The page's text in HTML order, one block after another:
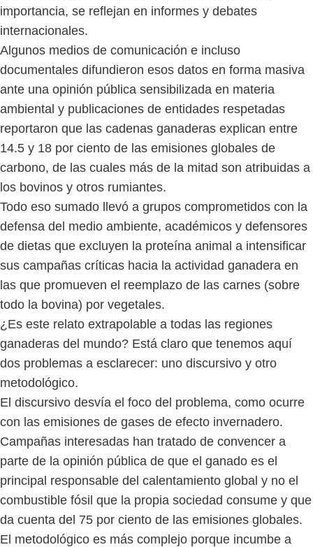
importancia, se reflejan en informes y debates
internacionales.
Algunos medios de comunicación e incluso
documentales difundieron esos datos en forma masiva
ante una opinión pública sensibilizada en materia
ambiental y publicaciones de entidades respetadas
reportaron que las cadenas ganaderas explican entre
14.5 y 18 por ciento de las emisiones globales de
carbono, de las cuales más de la mitad son atribuidas a
los bovinos y otros rumiantes.
Todo eso sumado llevó a grupos comprometidos con la
defensa del medio ambiente, académicos y defensores
de dietas que excluyen la proteína animal a intensificar
sus campañas críticas hacia la actividad ganadera en
las que promueven el reemplazo de las carnes (sobre
todo la bovina) por vegetales.
¿Es este relato extrapolable a todas las regiones
ganaderas del mundo? Está claro que tenemos aquí
dos problemas a esclarecer: uno discursivo y otro
metodológico.
El discursivo desvía el foco del problema, como ocurre
con las emisiones de gases de efecto invernadero.
Campañas interesadas han tratado de convencer a
parte de la opinión pública de que el ganado es el
principal responsable del calentamiento global y no el
combustible fósil que la propia sociedad consume y que
da cuenta del 75 por ciento de las emisiones globales.
El metodológico es más complejo porque incumbe a